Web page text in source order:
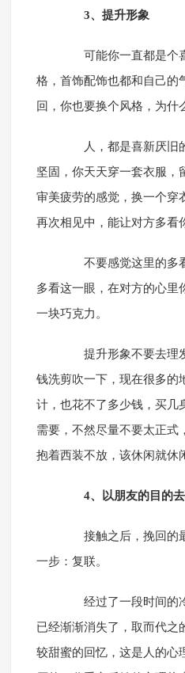
3、提升形象
可能你一直都是个
格，首饰配饰也都和自己的
回，你也要换个风格，为什
人，都是喜新厌旧
坚固，你天天穿一套衣服，
审美疲劳的感觉，换一个穿
再次相见中，能让对方多看
不要感觉这里的多看
多看这一眼，在对方的心里
一块巧克力。
提升形象不要去理
钱洗剪吹一下，现在很多的
计，也花不了多少钱，买几
需要，不然尽量不要太正式
抱着西装不放，该休闲就休
4、以朋友的目的
接触之后，挽回的
一步：复联。
经过了一段时间的
已经渐渐消失了，取而代之
较甜蜜的回忆，这是人的心